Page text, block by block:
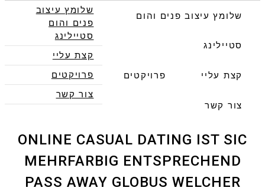
שלומץ עיצוב פנים והום
סטיילינג
קצת עליי פרויקטים
צור קשר
שלומץ עיצוב
פנים והום
סטיילינג
קצת עליי
פרויקטים
צור קשר
ONLINE CASUAL DATING IST SIC
MEHRFARBIG ENTSPRECHEND
PASS AWAY GLOBUS WELCHER